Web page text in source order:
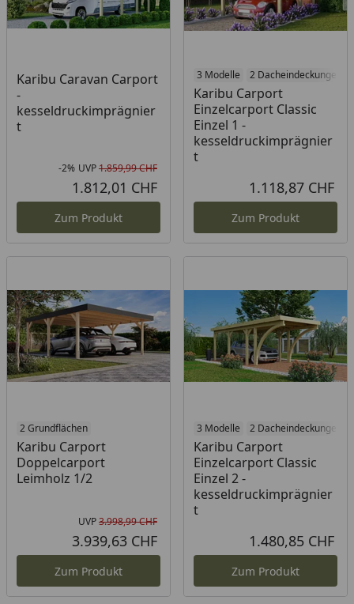
Karibu Caravan Carport
-
kesseldruckimprägnier
t
Rabatt in Prozent
-2%
Ursprünglicher Preis
UVP1.859,99 CHF
1.812,01 CHF
Zum Produkt
3 Modelle 2 Dacheindeckungen
Karibu Carport
Einzelcarport Classic
Einzel 1 -
kesseldruckimprägnier
t
1.118,87 CHF
Zum Produkt
2 Grundflächen
Karibu Carport
Doppelcarport
Leimholz 1/2
Ursprünglicher Preis
UVP3.998,99 CHF
3.939,63 CHF
Zum Produkt
3 Modelle 2 Dacheindeckungen
Karibu Carport
Einzelcarport Classic
Einzel 2 -
kesseldruckimprägnier
t
1.480,85 CHF
Zum Produkt